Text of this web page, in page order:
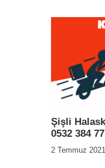
Şişli
0532 384
2 Temmuz 2021